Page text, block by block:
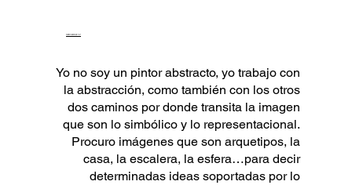
DESCARGAR CV
Yo no soy un pintor abstracto, yo trabajo con
la abstracción, como también con los otros
dos caminos por donde transita la imagen
que son lo simbólico y lo representacional.
Procuro imágenes que son arquetipos, la
casa, la escalera, la esfera…para decir
determinadas ideas soportadas por lo